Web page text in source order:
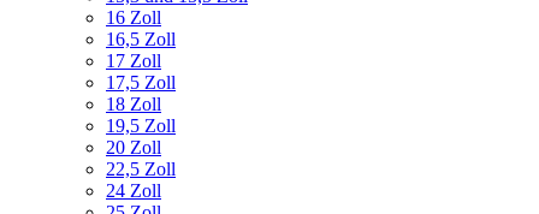
16 Zoll
16,5 Zoll
17 Zoll
17,5 Zoll
18 Zoll
19,5 Zoll
20 Zoll
22,5 Zoll
24 Zoll